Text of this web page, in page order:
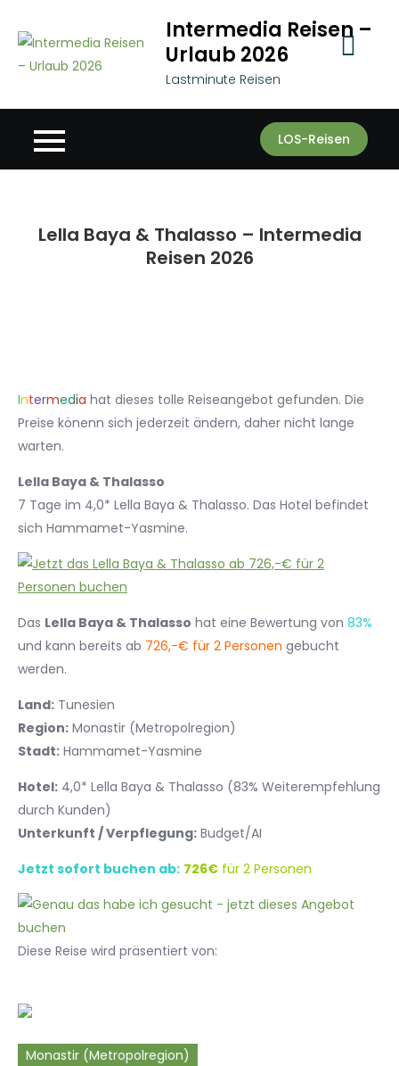
content
Intermedia Reisen –
Urlaub 2026
Lastminute Reisen
LOS-Reisen
Lella Baya & Thalasso – Intermedia
Reisen 2026
Intermedia hat dieses tolle Reiseangebot gefunden. Die
Preise könenn sich jederzeit ändern, daher nicht lange
warten.
Lella Baya & Thalasso
7 Tage im 4,0* Lella Baya & Thalasso. Das Hotel befindet
sich Hammamet-Yasmine.
Das Lella Baya & Thalasso hat eine Bewertung von 83%
und kann bereits ab 726,-€ für 2 Personen gebucht
werden.
Land: Tunesien
Region: Monastir (Metropolregion)
Stadt: Hammamet-Yasmine
Hotel: 4,0* Lella Baya & Thalasso (83% Weiterempfehlung
durch Kunden)
Unterkunft / Verpflegung: Budget/AI
Jetzt sofort buchen ab: 726€ für 2 Personen
Diese Reise wird präsentiert von:
Monastir (Metropolregion)